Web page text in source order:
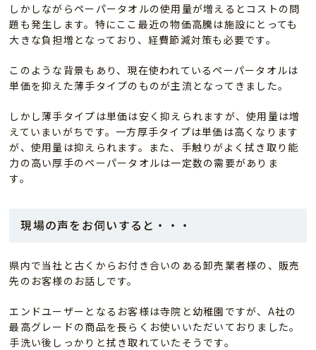
しかしながらペーパータオルの使用量が増えるとコストの問
題も発生します。特にここ最近の物価高騰は施設にとっても
大きな負担増となっており、経費節減対策も必要です。
このような背景もあり、現在使われているペーパータオルは
単価を抑えた薄手タイプのものが主流となってきました。
しかし薄手タイプは単価は安く抑えられますが、使用量は増
えていまいがちです。一方厚手タイプは単価は高くなります
が、使用量は抑えられます。また、手触りがよく拭き取り能
力の高い厚手のペーパータオルは一定数の需要がありま
す。
現場の声をお伺いすると・・・
県内で当社と古くからお付き合いのある卸売業者様の、販売
先のお客様のお話しです。
エンドユーザーとなるお客様は寺院と幼稚園ですが、A社の
最高グレードの商品を長らくお使いいただいておりました。
手洗い後しっかりと拭き取れていたそうです。